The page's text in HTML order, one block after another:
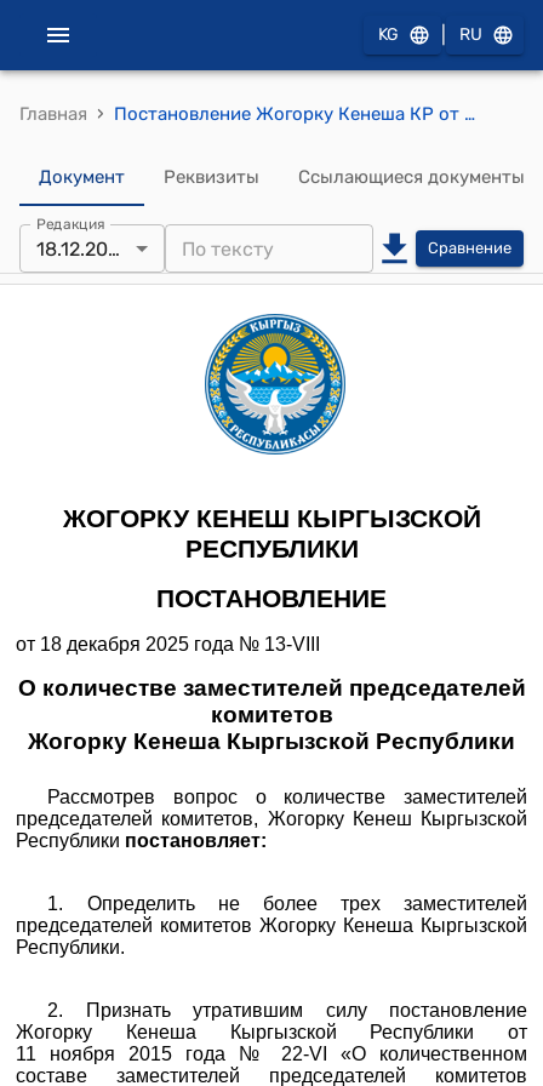
KG RU
Главная › Постановление Жогорку Кенеша КР от 18 декабря 2025 года № 13-VIII "О количестве заместителей председателей комитетов Жогорку Кенеша Кыргызской Республики"
Документ Реквизиты Ссылающиеся документы
Редакция
18.12.2025 Сравнение